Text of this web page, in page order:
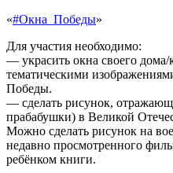
«#Окна_Победы»
Для участия необходимо:
— украсить окна своего дома/
тематическими
Победы.
— сделать рисунок,
прабабушки) в Великой
Можно сделать рисунок на
недавно просмотренного
ребёнком книги.